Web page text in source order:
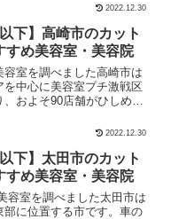
カットのみにわけて安い美
2022.12.30
下】高崎市のカット
すめ美容室・美容院
容室を調べました高崎市は
を中心に美容室プチ激戦区
およそ90店舗がひしめき
美容室を、 カット＋シャン
ます。...
2022.12.30
下】太田市のカット
すめ美容室・美容院
容室を調べました太田市は
部に位置する市です。車の